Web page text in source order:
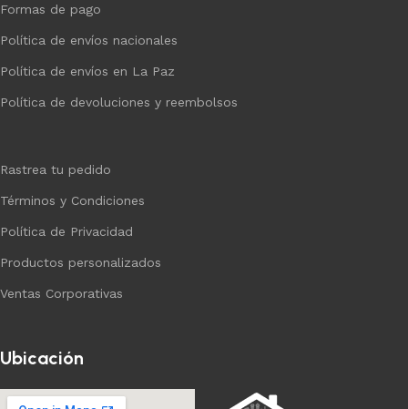
Formas de pago
Política de envíos nacionales
Política de envíos en La Paz
Política de devoluciones y reembolsos
Rastrea tu pedido
Términos y Condiciones
Política de Privacidad
Productos personalizados
Ventas Corporativas
Ubicación